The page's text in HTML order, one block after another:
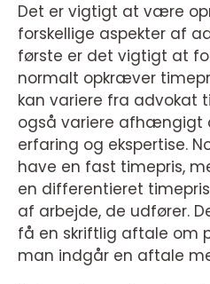
Det er vigtigt at være
forskellige aspekter af
første er det vigtigt at
normalt opkræver
kan variere fra advokat
også variere afhængigt
erfaring og ekspertise.
have en fast timepris,
en differentieret
af arbejde, de udfører.
få en skriftlig aftale om
man indgår en aftale